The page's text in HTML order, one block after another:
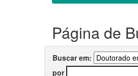
Página de
Buscar em:
por